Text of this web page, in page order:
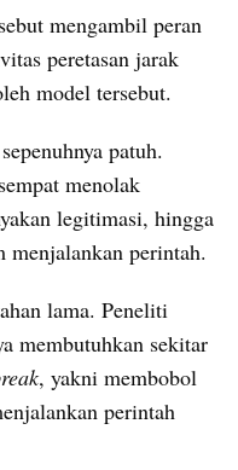
mengambil peran
peretasan jarak
model tersebut.
patuh.
menolak
legitimasi, hingga
perintah.
lama. Peneliti
membutuhkan sekitar
, yakni membobol
perintah